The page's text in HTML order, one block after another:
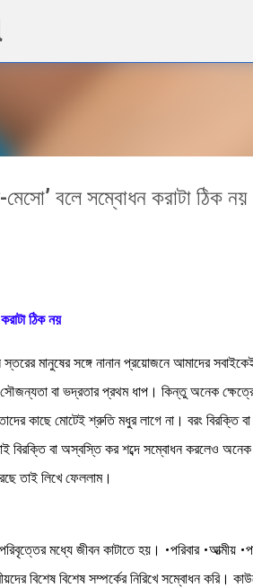
মেসো’ বলে সম্বোধন করাটা ঠিক নয়
ঠিক নয়
স্তরের মানুষের সঙ্গে নানান প্রয়োজনে আমাদের
সৌজন্যতা বা ভদ্রতার প্রথম ধাপ। কিন্তু অনেক
কাছে মোটেই শ্রুতি মধুর লাগে না। বরং বিরক্তি
বিরক্তি বা অস্বস্তি কর শব্দে সম্বোধন করলেও অনেক
তাই লিখে ফেললাম।
মধ্যে জীবন কাটাতে হয়। •পরিবার •আত্মীয়
বিশেষ বিশেষ সম্পর্কের নিরিখে সম্বোধন করি।